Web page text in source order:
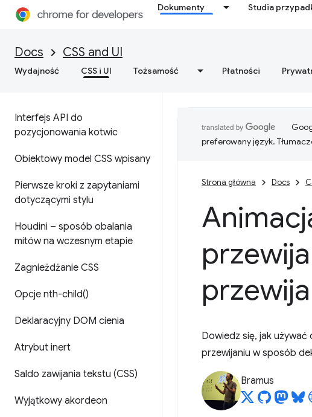
Dokumenty Studia
Docs CSS and UI
Wydajność CSS i UI Tożsamość Płatności
Interfejs API do
pozycjonowania kotwic
Obiektowy model CSS wpisany
Pierwsze kroki z zapytaniami
dotyczącymi stylu
Houdini – sposób obalania
mitów na wczesnym etapie
Zagnieżdżanie CSS
Opcje nth-child()
Deklaracyjny DOM cienia
Atrybut inert
Saldo zawijania tekstu (CSS)
Wyjątkowy akordeon
preferowany język.
Strona główna Docs
Dowiedz się, jak
przewijaniu w sposób
Bramus